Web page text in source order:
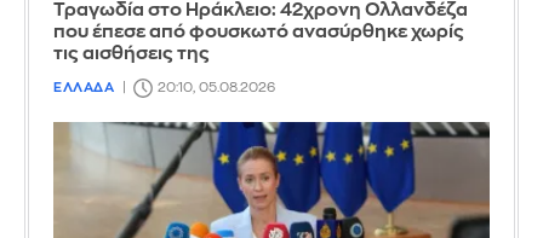
Τραγωδία στο Ηράκλειο: 42χρονη Ολλανδέζα
που έπεσε από φουσκωτό ανασύρθηκε χωρίς
τις αισθήσεις της
ΕΛΛΑΔΑ 20:10, 05.08.2026